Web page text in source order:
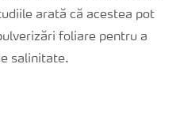
arată că acestea pot
foliare pentru a
salinitate.